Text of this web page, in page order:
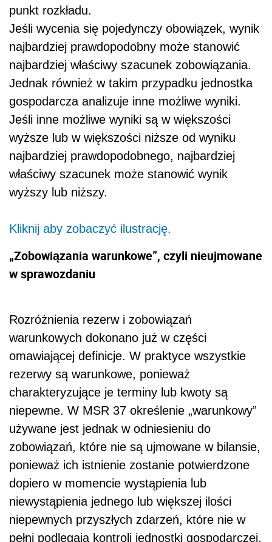
punkt rozkładu.
Jeśli wycenia się pojedynczy obowiązek, wynik
najbardziej prawdopodobny może stanowić
najbardziej właściwy szacunek zobowiązania.
Jednak również w takim przypadku jednostka
gospodarcza analizuje inne możliwe wyniki.
Jeśli inne możliwe wyniki są w większości
wyższe lub w większości niższe od wyniku
najbardziej prawdopodobnego, najbardziej
właściwy szacunek może stanowić wynik
wyższy lub niższy.
Kliknij aby zobaczyć ilustrację.
„Zobowiązania warunkowe”, czyli nieujmowane
w sprawozdaniu
Rozróżnienia rezerw i zobowiązań
warunkowych dokonano już w części
omawiającej definicje. W praktyce wszystkie
rezerwy są warunkowe, ponieważ
charakteryzujące je terminy lub kwoty są
niepewne. W MSR 37 określenie „warunkowy”
używane jest jednak w odniesieniu do
zobowiązań, które nie są ujmowane w bilansie,
ponieważ ich istnienie zostanie potwierdzone
dopiero w momencie wystąpienia lub
niewystąpienia jednego lub większej ilości
niepewnych przyszłych zdarzeń, które nie w
pełni podlegają kontroli jednostki gospodarczej.